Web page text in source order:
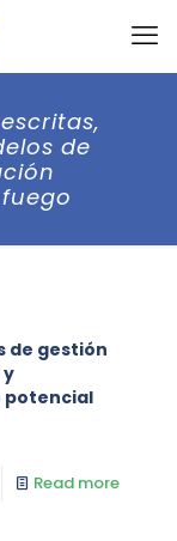
de
de gestión
y
potencial
Read more